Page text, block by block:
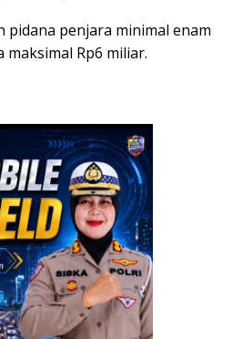
pidana penjara minimal enam
Rp6 miliar.